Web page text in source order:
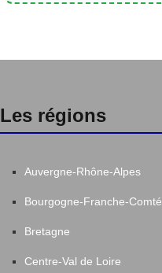
Les régions
Auvergne-Rhône-Alpes
Bourgogne-Franche-Comté
Bretagne
Centre-Val de Loire